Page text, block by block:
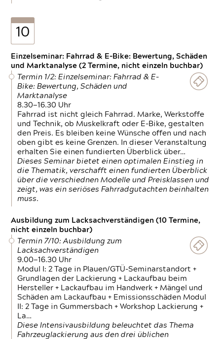
10
Einzelseminar: Fahrrad & E-Bike: Bewertung, Schäden
und Marktanalyse (2 Termine, nicht einzeln buchbar)
Termin 1/2: Einzelseminar: Fahrrad & E-
Bike: Bewertung, Schäden und
Marktanalyse
8.30—16.30 Uhr
Fahrrad ist nicht gleich Fahrrad. Marke, Werkstoffe
und Technik, ob Muskelkraft oder E-Bike, gestalten
den Preis. Es bleiben keine Wünsche offen und nach
oben gibt es keine Grenzen. In dieser Veranstaltung
erhalten Sie einen fundierten Überblick über…
Dieses Seminar bietet einen optimalen Einstieg in
die Thematik, verschafft einen fundierten Überblick
über die verschiednen Modelle und Preisklassen und
zeigt, was ein seriöses Fahrradgutachten beinhalten
muss.
Ausbildung zum Lacksachverständigen (10 Termine,
nicht einzeln buchbar)
Termin 7/10: Ausbildung zum
Lacksachverständigen
9.00—16.30 Uhr
Modul I: 2 Tage in Plauen/GTÜ-Seminarstandort +
Grundlagen der Lackierung + Lackaufbau beim
Hersteller + Lackaufbau im Handwerk + Mängel und
Schäden am Lackaufbau + Emissionsschäden Modul
II: 2 Tage in Gummersbach + Workshop Lackierung +
La…
Diese Intensivausbildung beleuchtet das Thema
Fahrzeuglackierung aus den drei üblichen